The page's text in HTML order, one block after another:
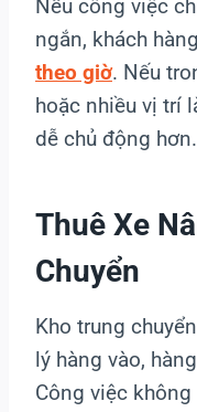
Nếu công việc
ngắn, khách
theo giờ. Nếu
hoặc nhiều vị trí
dễ chủ động hơn.
Thuê Xe
Chuyển
Kho trung
lý hàng vào,
Công việc